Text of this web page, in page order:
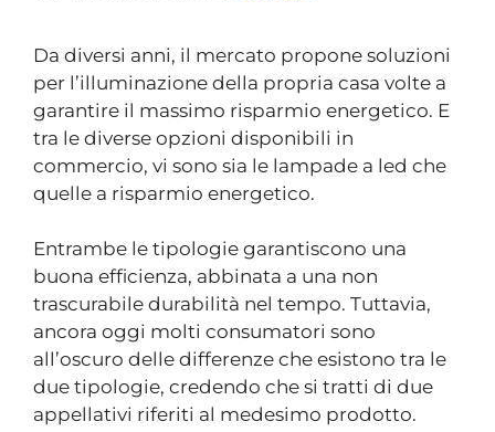
Da diversi anni, il mercato propone soluzioni
per l’illuminazione della propria casa volte a
garantire il massimo risparmio energetico. E
tra le diverse opzioni disponibili in
commercio, vi sono sia le lampade a led che
quelle a risparmio energetico.
Entrambe le tipologie garantiscono una
buona efficienza, abbinata a una non
trascurabile durabilità nel tempo. Tuttavia,
ancora oggi molti consumatori sono
all’oscuro delle differenze che esistono tra le
due tipologie, credendo che si tratti di due
appellativi riferiti al medesimo prodotto.